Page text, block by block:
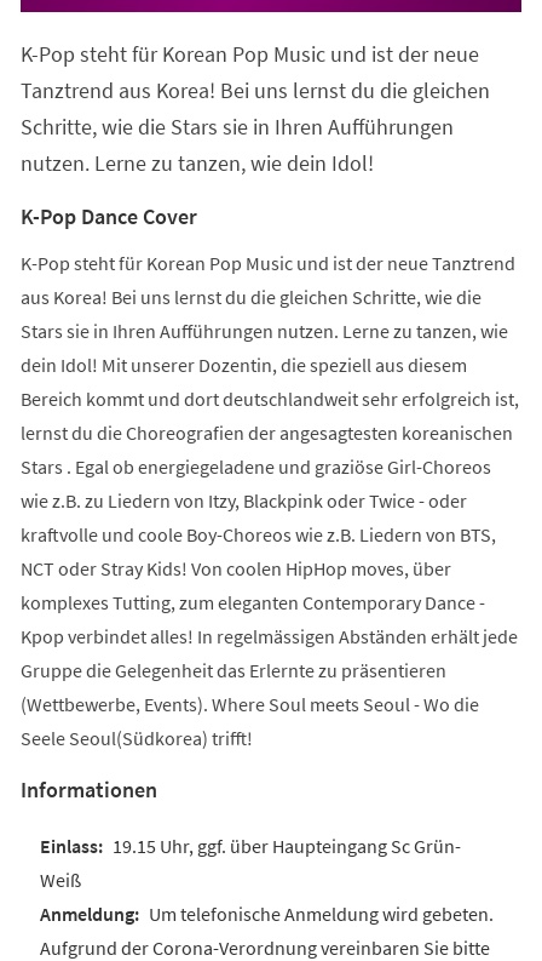
K-Pop steht für Korean Pop Music und ist der neue
Tanztrend aus Korea! Bei uns lernst du die gleichen
Schritte, wie die Stars sie in Ihren Aufführungen
nutzen. Lerne zu tanzen, wie dein Idol!
K-Pop Dance Cover
K-Pop steht für Korean Pop Music und ist der neue Tanztrend
aus Korea! Bei uns lernst du die gleichen Schritte, wie die
Stars sie in Ihren Aufführungen nutzen. Lerne zu tanzen, wie
dein Idol! Mit unserer Dozentin, die speziell aus diesem
Bereich kommt und dort deutschlandweit sehr erfolgreich ist,
lernst du die Choreografien der angesagtesten koreanischen
Stars . Egal ob energiegeladene und graziöse Girl-Choreos
wie z.B. zu Liedern von Itzy, Blackpink oder Twice - oder
kraftvolle und coole Boy-Choreos wie z.B. Liedern von BTS,
NCT oder Stray Kids! Von coolen HipHop moves, über
komplexes Tutting, zum eleganten Contemporary Dance -
Kpop verbindet alles! In regelmässigen Abständen erhält jede
Gruppe die Gelegenheit das Erlernte zu präsentieren
(Wettbewerbe, Events). Where Soul meets Seoul - Wo die
Seele Seoul(Südkorea) trifft!
Informationen
19.15 Uhr, ggf. über Haupteingang Sc Grün-
Weiß
Um telefonische Anmeldung wird gebeten.
Aufgrund der Corona-Verordnung vereinbaren Sie bitte